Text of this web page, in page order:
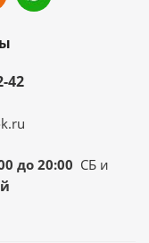
42
до 20:00 СБ и